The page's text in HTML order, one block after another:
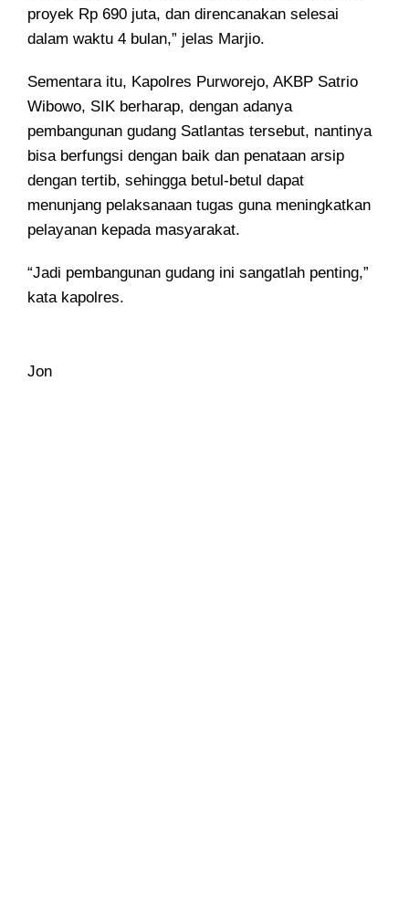
proyek Rp 690 juta, dan direncanakan selesai
dalam waktu 4 bulan,” jelas Marjio.
Sementara itu, Kapolres Purworejo, AKBP Satrio
Wibowo, SIK berharap, dengan adanya
pembangunan gudang Satlantas tersebut, nantinya
bisa berfungsi dengan baik dan penataan arsip
dengan tertib, sehingga betul-betul dapat
menunjang pelaksanaan tugas guna meningkatkan
pelayanan kepada masyarakat.
“Jadi pembangunan gudang ini sangatlah penting,”
kata kapolres.
Jon